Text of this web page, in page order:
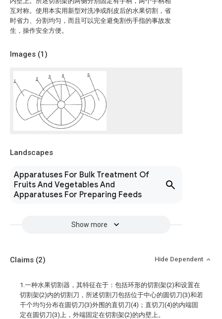
互对称。使用本实用新型对洗净或削皮后的水果切割，省
时省力、分割均匀，而且可以完全避免割伤手指的事故发
生，操作安全方便。
Images (1)
Landscapes
Apparatuses For Bulk Treatment Of
Fruits And Vegetables And
Apparatuses For Preparing Feeds
Show more
Claims (2) Hide Dependent
1.一种水果切割器，其特征在于：包括环形的切割架(2)和设置在
切割架(2)内的切割刀，所述切割刀包括位于中心的圆切刀(3)和若
干个均匀分布在圆切刀(3)外围的直切刀(4)；直切刀(4)的内端固
定在圆切刀(3)上，外端固定在切割架(2)的内壁上。